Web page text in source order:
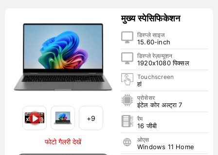
+9
फोटो गैलरी देखें
मुख्य स्पेसिफिकेशन
डिस्प्ले साइज
15.60-inch
डिस्प्ले रेज़ल्यूशन
1920x1080 पिक्सल
Touchscreen
हां
प्रोसेसर
इंटेल कोर अल्ट्रा 7
रैम
16 जीबी
ओएस
Windows 11 Home